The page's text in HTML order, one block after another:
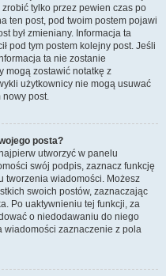
tylko przez pewien czas po
ten post, pod twoim postem pojawi
był zmieniany. Informacja ta
pod tym postem kolejny post. Jeśli
ta nie zostanie
mogą zostawić notatkę z
użytkownicy nie mogą usuwać
nowy post.
posta?
utworzyć w panelu
swój podpis, zaznacz funkcję
tworzenia wiadomości. Możesz
swoich postów, zaznaczając
Po uaktywnieniu tej funkcji, za
o niedodawaniu do niego
wiadomości zaznaczenie z pola